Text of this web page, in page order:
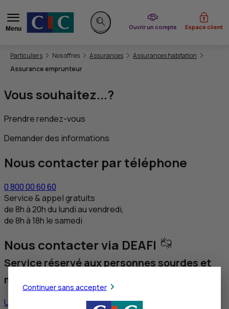
Menu
Rechercher sur le site
Ouvrir un compte
du CIC Espace client
Vous êtes ici:
Particuliers Nos offres Assurances
Assurances habitation
Assurance emprunteur
Vous souhaitez...?
Prendre rendez-vous
Demander des informations
Nous contacter par téléphone
0 800 00 60 60
Service & appel gratuits
de 8h à 20h du lundi au vendredi,
de 8h à 18h le samedi
Nous contacter via DEAFI
Service réservé aux personnes sourdes et
malentendantes
Utiliser ce service
Continuer sans accepter